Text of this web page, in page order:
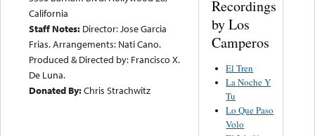
California
Staff Notes: Director: Jose Garcia
Frias. Arrangements: Nati Cano.
Produced & Directed by: Francisco X.
De Luna.
Donated By:Chris Strachwitz
Recordings
by Los
Camperos
El Tren
La Noche Y
Tu
Lo Que Paso
Volo